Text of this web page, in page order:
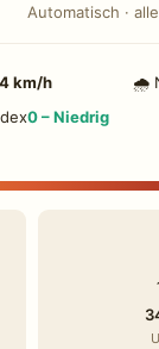
Automatisch ·
4 km/h
🌧
0 – Niedrig